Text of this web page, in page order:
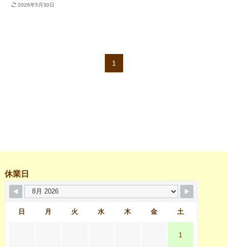
2026年5月30日
1
休業日
日 月 火 水 木 金 土
1